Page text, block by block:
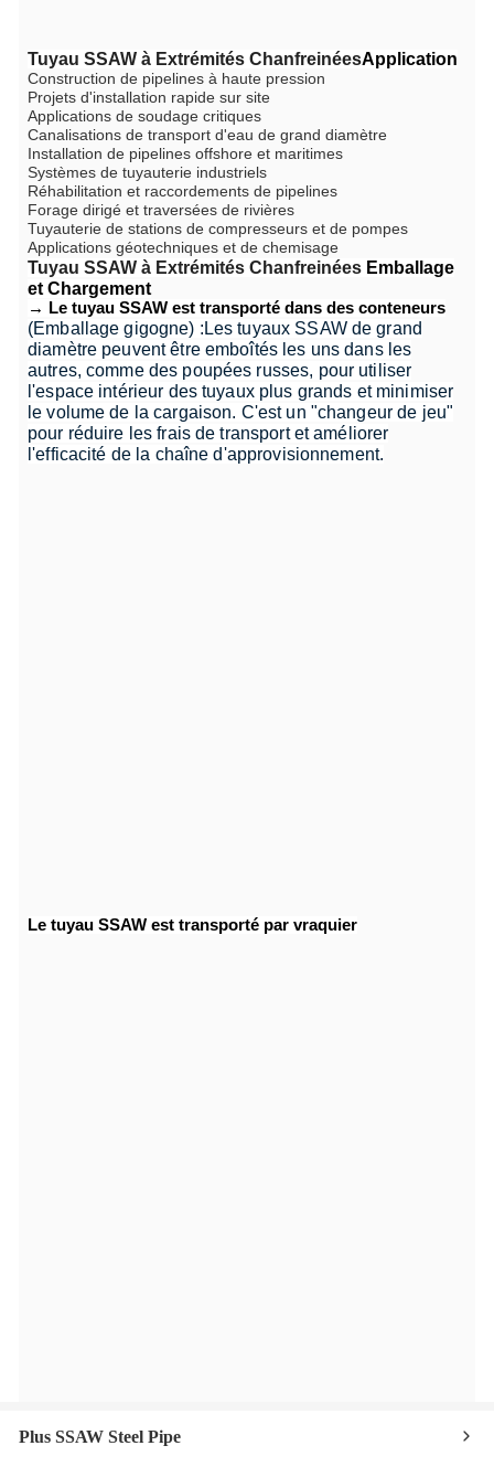
Tuyau SSAW à Extrémités ChanfreinéesApplication
Construction de pipelines à haute pression
Projets d'installation rapide sur site
Applications de soudage critiques
Canalisations de transport d'eau de grand diamètre
Installation de pipelines offshore et maritimes
Systèmes de tuyauterie industriels
Réhabilitation et raccordements de pipelines
Forage dirigé et traversées de rivières
Tuyauterie de stations de compresseurs et de pompes
Applications géotechniques et de chemisage
Tuyau SSAW à Extrémités Chanfreinées Emballage
et Chargement
→ Le tuyau SSAW est transporté dans des conteneurs
(Emballage gigogne) : Les tuyaux SSAW de grand
diamètre peuvent être emboîtés les uns dans les
autres, comme des poupées russes, pour utiliser
l'espace intérieur des tuyaux plus grands et minimiser
le volume de la cargaison. C'est un "changeur de jeu"
pour réduire les frais de transport et améliorer
l'efficacité de la chaîne d'approvisionnement.
Le tuyau SSAW est transporté par vraquier
Plus SSAW Steel Pipe